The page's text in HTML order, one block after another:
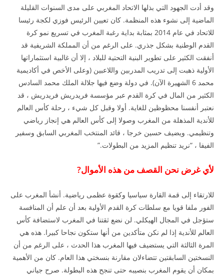
وقد أدت الجهود التي بذلها الاتحاد المغربي على مدى السنوات القليلة
الماضية إلى نشوء هذه المنظمة. كان تعيين الرئيس فوزي لكجة رئيسا
للاتحاد في عام 2014 بمثابة بداية رغبة المغرب في تسريع نمو كرة
القدم الوطنية بشكل جذري. على الرغم من أن المملكة الشريفية قد
أنفقت الكثير على تطوير البنية التحتية للبلاد ، إلا أن غالبية استثماراتها
الأولية ذهبت إلى تدريب المدربين واللاعبين (وعلى الأخص في أكاديمية
محمد 6 الشهيرة الآن). في دولة وضع فيها جلالة الملك محمد السادس
الكثير من المال في كرة القدم عبر مؤسسة فريدريش فريدريش ، قد
نعتبر أنفسنا محظوظين للغاية. أولا وقبل كل شيء ، رحلة كأس العالم
للأندية المذهلة من المغرب وصولا إلى كأس العالم هي إنجاز رياضي
وتنظيمي. ويضيف حسين خرجا ، قائد المنتخب المغربي السابق وسفير
الفيفا ، “نريد تنظيم المزيد من البطولات.”
لأي غرض نحن القصف من هذه الأموال?
للارتقاء إلى قمة القارة سياسيا وكقوة عظمى رياضية. أنشأ المغرب على
الفور ملفا قويا مع سلطات كرة القدم الأولية بعد أن علم أن المنافسة
ستؤجل في المجال الهيكلي. لن نضع ثقتنا في المغرب لاستضافة كأس
العالم للأندية إذا لم نكن متأكدين من أنها ستكون نجاحا كبيرا. هذه هي
المرة الثالثة التي يستضيف فيها المغرب هذا الحدث ، على الرغم من أن
النسختين السابقتين تتضاءلان مقارنة بنسختي هذا العام. كان من الأهمية
بمكان أن يقوم المغرب بنصيبه حتى تنجح هذه البطولة. صرح جياني